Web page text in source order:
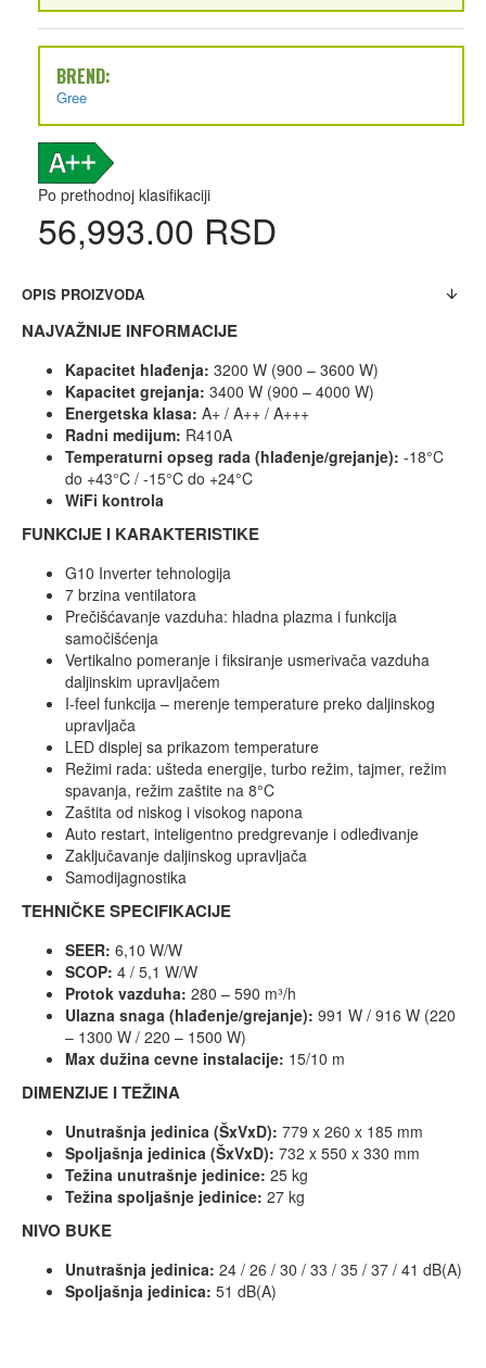
BREND:
Gree
Po prethodnoj klasifikaciji
56,993.00 RSD
OPIS PROIZVODA
NAJVAŽNIJE INFORMACIJE
Kapacitet hlađenja: 3200 W (900 – 3600 W)
Kapacitet grejanja: 3400 W (900 – 4000 W)
Energetska klasa: A+ / A++ / A+++
Radni medijum: R410A
Temperaturni opseg rada (hlađenje/grejanje): -18°C
do +43°C / -15°C do +24°C
WiFi kontrola
FUNKCIJE I KARAKTERISTIKE
G10 Inverter tehnologija
7 brzina ventilatora
Prečišćavanje vazduha: hladna plazma i funkcija
samočišćenja
Vertikalno pomeranje i fiksiranje usmerivača vazduha
daljinskim upravljačem
I-feel funkcija – merenje temperature preko daljinskog
upravljača
LED displej sa prikazom temperature
Režimi rada: ušteda energije, turbo režim, tajmer, režim
spavanja, režim zaštite na 8°C
Zaštita od niskog i visokog napona
Auto restart, inteligentno predgrevanje i odleđivanje
Zaključavanje daljinskog upravljača
Samodijagnostika
TEHNIČKE SPECIFIKACIJE
SEER: 6,10 W/W
SCOP: 4 / 5,1 W/W
Protok vazduha: 280 – 590 m³/h
Ulazna snaga (hlađenje/grejanje): 991 W / 916 W (220
– 1300 W / 220 – 1500 W)
Max dužina cevne instalacije: 15/10 m
DIMENZIJE I TEŽINA
Unutrašnja jedinica (ŠxVxD): 779 x 260 x 185 mm
Spoljašnja jedinica (ŠxVxD): 732 x 550 x 330 mm
Težina unutrašnje jedinice: 25 kg
Težina spoljašnje jedinice: 27 kg
NIVO BUKE
Unutrašnja jedinica: 24 / 26 / 30 / 33 / 35 / 37 / 41 dB(A)
Spoljašnja jedinica: 51 dB(A)